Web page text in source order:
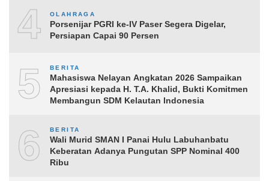
4 OLAHRAGA
Porsenijar PGRI ke-IV Paser Segera Digelar,
Persiapan Capai 90 Persen
5 BERITA
Mahasiswa Nelayan Angkatan 2026 Sampaikan
Apresiasi kepada H. T.A. Khalid, Bukti Komitmen
Membangun SDM Kelautan Indonesia
6 BERITA
Wali Murid SMAN I Panai Hulu Labuhanbatu
Keberatan Adanya Pungutan SPP Nominal 400
Ribu